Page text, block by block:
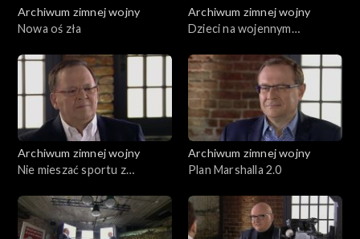
Archiwum zimnej wojny
Nowa oś zła
Archiwum zimnej wojny
Dzieci na wojennym
Archiwum zimnej wojny
Nie mieszać sportu z
Archiwum zimnej wojny
Plan Marshalla 2.0